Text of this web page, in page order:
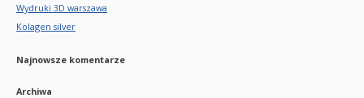
Wydruki 3D warszawa
Kolagen silver
Najnowsze komentarze
Archiwa